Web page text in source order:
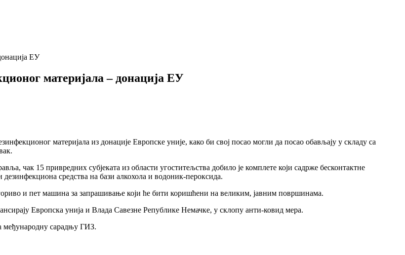
ЕУ
материјала – донација ЕУ
материјала из донације Европске уније, како би свој посао могли да посао обављају у складу са
чак 15 привредних субјеката из области угоститељства добило је комплете који садрже бесконтактне
средства на бази алкохола и водоник-пероксида.
и пет машина за запрашивање који ће бити коришћени на великим, јавним површинама.
Европска унија и Влада Савезне Републике Немачке, у склопу анти-ковид мера.
међународну сарадњу ГИЗ.